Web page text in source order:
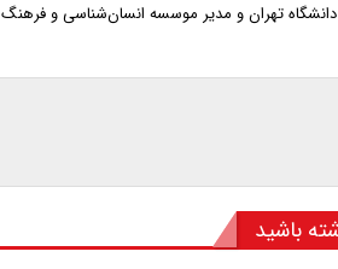
تهران و مدیر موسسه انسان‌شناسی و فرهنگ
باشید